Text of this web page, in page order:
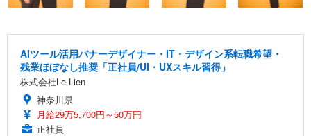
AIツール活用バナーデザイナー・IT・デザイン系転職希望・
残業ほぼなし推奨「正社員/UI・UXスキル習得」
株式会社Le Lien
神奈川県
月給29万5,700円～50万円
正社員